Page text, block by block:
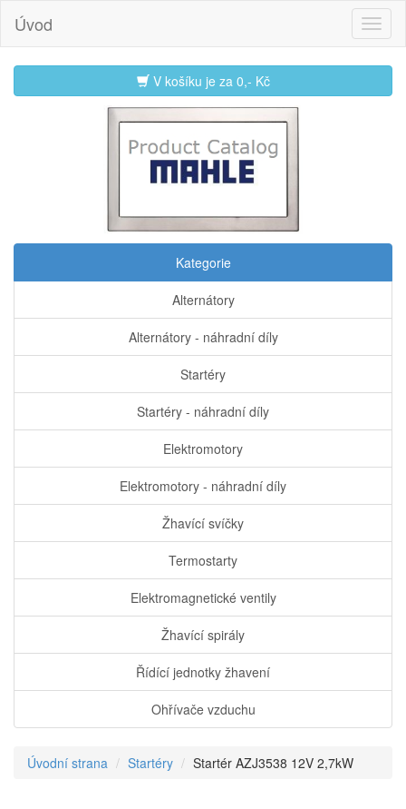
Úvod
V košíku je za 0,- Kč
Kategorie
Alternátory
Alternátory - náhradní díly
Startéry
Startéry - náhradní díly
Elektromotory
Elektromotory - náhradní díly
Žhavící svíčky
Termostarty
Elektromagnetické ventily
Žhavící spirály
Řídící jednotky žhavení
Ohřívače vzduchu
Úvodní strana Startéry Startér AZJ3538 12V 2,7kW